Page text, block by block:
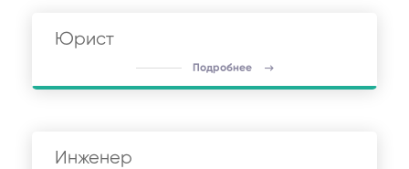
Юрист
Подробнее
Инженер